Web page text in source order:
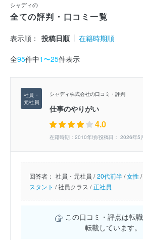
シャディの
全ての評判・口コミ一覧
表示順： 投稿日順 在籍時期順
全95件中1〜25件表示
シャディ株式会社の口コミ・評判
仕事のやりがい
4.0
在籍時期：2010年頃/投稿日： 2026年5
回答者： 社員・元社員 / 20代前半/女性/
スタント /社員クラス / 正社員
この口コミ・評点は転
転載しています。